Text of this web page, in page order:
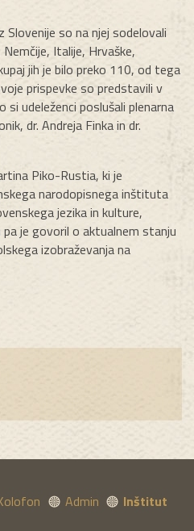
Slovenije so na njej sodelovali
Italije, Hrvaške,
jih je bilo preko 110, od tega
prispevke so predstavili v
si udeleženci poslušali plenarna
dr. Andreja Finka in dr.
Piko-Rustia, ki je
narodopisnega inštituta
jezika in kulture,
je govoril o aktualnem stanju
izobraževanja na
Admin
Inštitut